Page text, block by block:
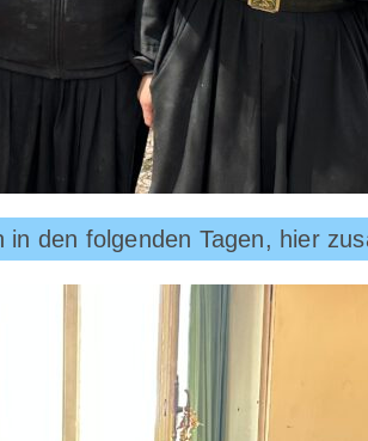
den folgenden Tagen, hier